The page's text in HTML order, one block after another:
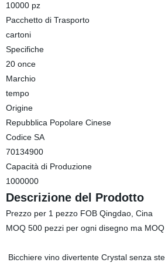
10000 pz
Pacchetto di Trasporto
cartoni
Specifiche
20 once
Marchio
tempo
Origine
Repubblica Popolare Cinese
Codice SA
70134900
Capacità di Produzione
1000000
Descrizione del Prodotto
Prezzo per 1 pezzo FOB Qingdao, Cina
MOQ 500 pezzi per ogni disegno ma
Bicchiere vino divertente Crystal senza